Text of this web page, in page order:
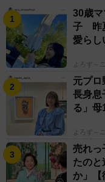
トをする。
30歳
子 昨
愛らし
よろず～
元プ
長身息
る」
よろず～
売れ
たのと
か」【